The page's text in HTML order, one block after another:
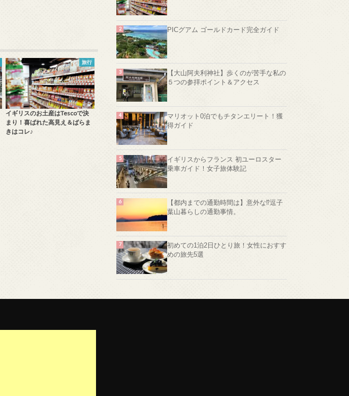
旅行
イギリスのお土産はTescoで決
まり！喜ばれた高見え＆ばらま
きはコレ♪
PICグアム ゴールドカード完全ガイド
【大山阿夫利神社】歩くのが苦手な私の
５つの参拝ポイント＆アクセス
マリオット0泊でもチタンエリート！獲
得ガイド
イギリスからフランス 初ユーロスター
乗車ガイド！女子旅体験記
【都内までの通勤時間は】意外な⁉️逗子
葉山暮らしの通勤事情。
初めての1泊2日ひとり旅！女性におすす
めの旅先5選